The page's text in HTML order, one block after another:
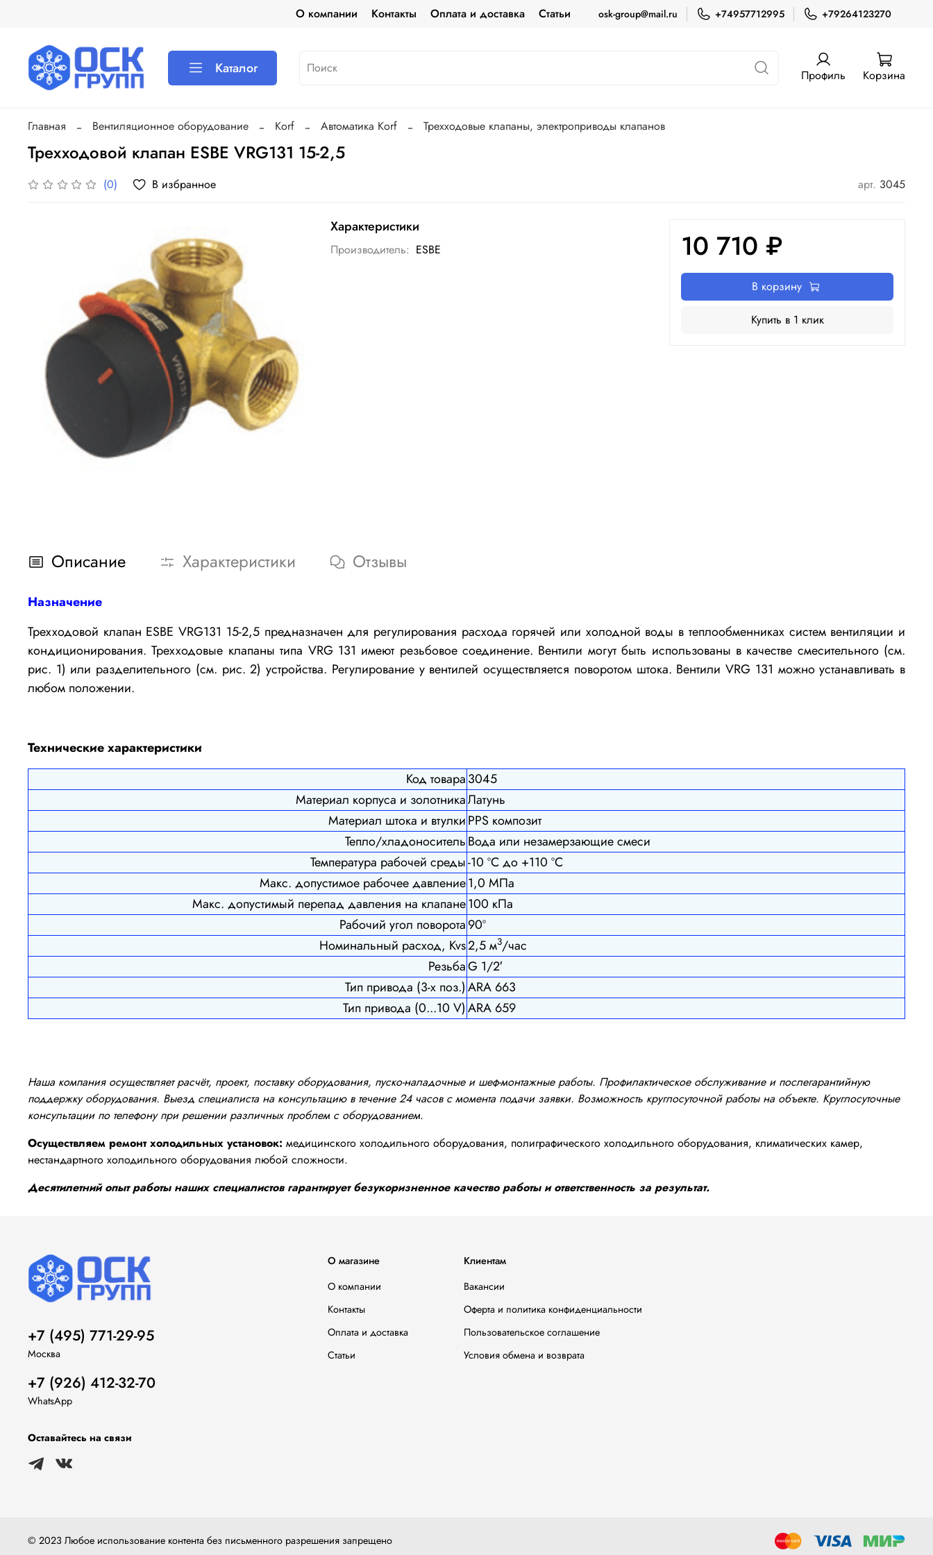
О компании Контакты Оплата и доставка Статьи osk-group@mail.ru +74957712995 +79264123270
Каталог Профиль Корзина
Главная Вентиляционное оборудование Korf Автоматика Korf Трехходовые клапаны, электроприводы клапанов
Трехходовой клапан ESBE VRG131 15-2,5
(0) В избранное арт. 3045
Характеристики
Производитель: ESBE 10 710 ₽
В корзину
Купить в 1 клик
Описание Характеристики Отзывы
Назначение
Трехходовой клапан ESBE VRG131 15-2,5 предназначен для регулирования расхода горячей или холодной воды в теплообменниках систем вентиляции и
кондиционирования. Трехходовые клапаны типа VRG 131 имеют резьбовое соединение. Вентили могут быть использованы в качестве смесительного (см.
рис. 1) или разделительного (см. рис. 2) устройства. Регулирование у вентилей осуществляется поворотом штока. Вентили VRG 131 можно устанавливать в
любом положении.
Технические характеристики
Код товара3045
Материал корпуса и золотникаЛатунь
Материал штока и втулкиPPS композит
Тепло/хладоносительВода или незамерзающие смеси
Температура рабочей среды-10 ºС до +110 ºС
Макс. допустимое рабочее давление1,0 МПа
Макс. допустимый перепад давления на клапане100 кПа
Рабочий угол поворота90º
Номинальный расход, Kvs2,5 м3/час
РезьбаG 1/2′
Тип привода (3-х поз.)ARA 663
Тип привода (0...10 V)ARA 659
Наша компания осуществляет расчёт, проект, поставку оборудования, пуско-наладочные и шеф-монтажные работы. Профилактическое обслуживание и послегарантийную
поддержку оборудования. Выезд специалиста на консультацию в течение 24 часов с момента подачи заявки. Возможность круглосуточной работы на объекте. Круглосуточные
консультации по телефону при решении различных проблем с оборудованием.
Осуществляем ремонт холодильных установок: медицинского холодильного оборудования, полиграфического холодильного оборудования, климатических камер,
нестандартного холодильного оборудования любой сложности.
Десятилетний опыт работы наших специалистов гарантирует безукоризненное качество работы и ответственность за результат.
О магазине
О компании
Контакты
Оплата и доставка
Статьи
Клиентам
Вакансии
Оферта и политика конфиденциальности
Пользовательское соглашение
Условия обмена и возврата
+7 (495) 771-29-95
Москва
+7 (926) 412-32-70
WhatsApp
Оставайтесь на связи
© 2023 Любое использование контента без письменного разрешения запрещено